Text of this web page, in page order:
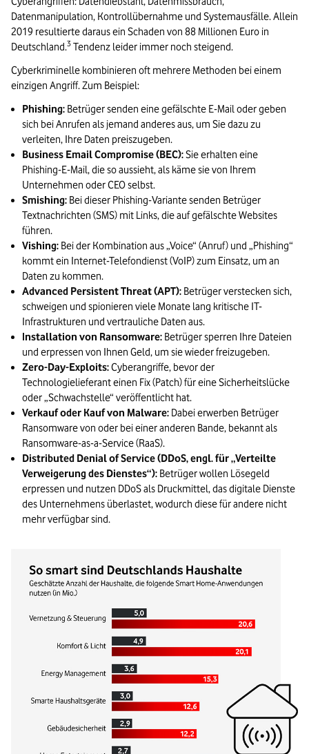
Datenmanipulation, Kontrollübernahme und Systemausfälle. Allein
2019 resultierte daraus ein Schaden von 88 Millionen Euro in
Deutschland.3 Tendenz leider immer noch steigend.
Cyberkriminelle kombinieren oft mehrere Methoden bei einem
einzigen Angriff. Zum Beispiel:
Phishing: Betrüger senden eine gefälschte E-Mail oder geben
sich bei Anrufen als jemand anderes aus, um Sie dazu zu
verleiten, Ihre Daten preiszugeben.
Business Email Compromise (BEC):Sie erhalten eine
Phishing-E-Mail, die so aussieht, als käme sie von Ihrem
Unternehmen oder CEO selbst.
Smishing: Bei dieser Phishing-Variante senden Betrüger
Textnachrichten (SMS) mit Links, die auf gefälschte Websites
führen.
Vishing: Bei der Kombination aus „Voice“ (Anruf) und „Phishing“
kommt ein Internet-Telefondienst (VoIP) zum Einsatz, um an
Daten zu kommen.
Advanced Persistent Threat (APT): Betrüger verstecken sich,
schweigen und spionieren viele Monate lang kritische IT-
Infrastrukturen und vertrauliche Daten aus.
Installation von Ransomware: Betrüger sperren Ihre Dateien
und erpressen von Ihnen Geld, um sie wieder freizugeben.
Zero-Day-Exploits:Cyberangriffe, bevor der
Technologielieferant einen Fix (Patch) für eine Sicherheitslücke
oder „Schwachstelle“ veröffentlicht hat.
Verkauf oder Kauf von Malware: Dabei erwerben Betrüger
Ransomware von oder bei einer anderen Bande, bekannt als
Ransomware-as-a-Service (RaaS).
Distributed Denial of Service (DDoS, engl. für „Verteilte
Verweigerung des Dienstes“): Betrüger wollen Lösegeld
erpressen und nutzen DDoS als Druckmittel, das digitale Dienste
des Unternehmens überlastet, wodurch diese für andere nicht
mehr verfügbar sind.